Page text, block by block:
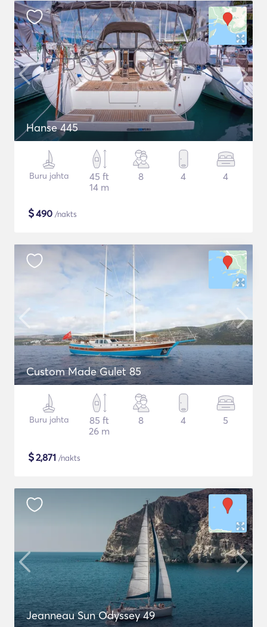
Hanse 445
Buru jahta
45 ft
14 m
8 4 4
$490 /nakts
Custom Made Gulet 85
Buru jahta
85 ft
26 m
8 4 5
$2,871 /nakts
Jeanneau Sun Odyssey 49